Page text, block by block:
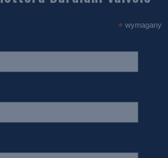
* wymagany